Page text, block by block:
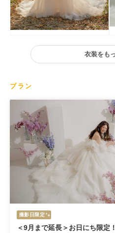
衣装をも
プラン
撮影日限定
＜9月まで延長＞お日にち限定